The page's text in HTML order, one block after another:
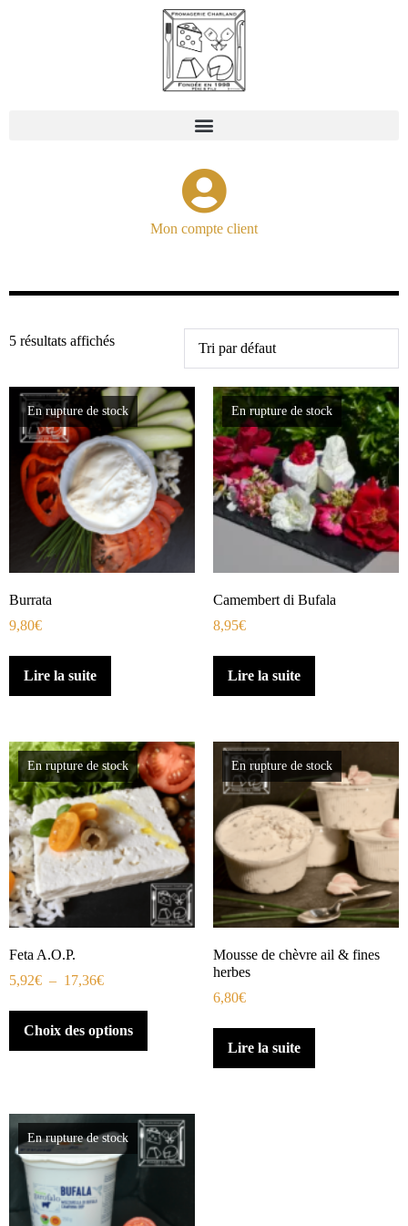
Mon compte client
5 résultats affichés
En rupture de stock
Burrata
9,80€
Lire la suite
En rupture de stock
Camembert di Bufala
8,95€
Lire la suite
En rupture de stock
Feta A.O.P.
5,92€ – 17,36€
Choix des options
En rupture de stock
Mousse de chèvre ail & fines
herbes
6,80€
Lire la suite
En rupture de stock